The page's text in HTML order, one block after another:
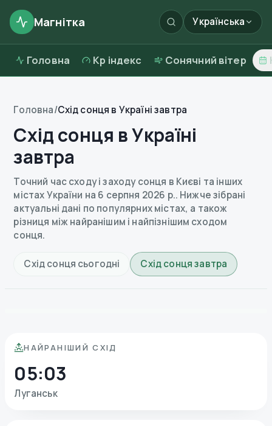
Магнітка Українська
Головна Kp індекс Сонячний вітер
Головна/Схід сонця в Україні завтра
Схід сонця в Україні
завтра
Точний час сходу і заходу сонця в Києві та інших
містах України на 6 серпня 2026 р.. Нижче зібрані
актуальні дані по популярних містах, а також
різниця між найранішим і найпізнішим сходом
сонця.
Схід сонця сьогодні Схід сонця завтра
НАЙРАНІШИЙ СХІД
05:03
Луганськ